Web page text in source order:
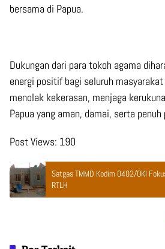
bersama di Papua.
Dukungan dari para tokoh agama
energi positif bagi seluruh
menolak kekerasan, menjaga
Papua yang aman, damai, serta penuh
Post Views: 190
Satgas TMMD Kodim 0402/OKI
RTLH